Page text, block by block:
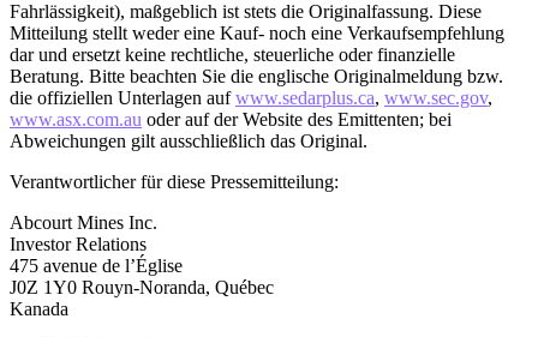
Fahrlässigkeit), maßgeblich ist stets die Originalfassung. Diese
Mitteilung stellt weder eine Kauf- noch eine Verkaufsempfehlung
dar und ersetzt keine rechtliche, steuerliche oder finanzielle
Beratung. Bitte beachten Sie die englische Originalmeldung bzw.
die offiziellen Unterlagen aufwww.sedarplus.ca, www.sec.gov,
www.asx.com.au oder auf der Website des Emittenten; bei
Abweichungen gilt ausschließlich das Original.
Verantwortlicher für diese Pressemitteilung:
Abcourt Mines Inc.
Investor Relations
475 avenue de l’Église
J0Z 1Y0 Rouyn-Noranda, Québec
Kanada